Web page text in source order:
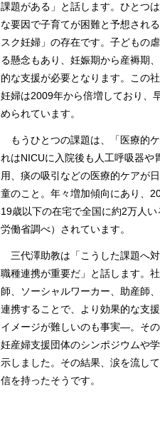
課題がある」と話します。ひとつ
な要因で子育てが困難と予想され
スク妊婦」の存在です。子どもの
る懸念もあり、妊娠期から産褥期
的な支援が必要となります。この
妊婦は2009年から倍増しており、
められています。
もうひとつの課題は、「医療的
れはNICUに入院後も人工呼吸器や
用、痰の吸引などの医療的ケアが
童のこと。年々増加傾向にあり、
19歳以下の在宅で全国に約2万人
労働省調べ）されています。
三代澤助教は「こうした課題へ
職種連携が重要だ」と話します。
師、ソーシャルワーカー、助産師
連携することで、より効果的な支
イメージが難しいのも事実―。そ
妊産婦支援団体のシンポジウムや
示しました。その結果、涙を流し
信を持ったそうです。